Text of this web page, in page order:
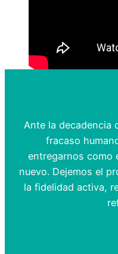
Ante la decadencia
fracaso
entregarnos como
nuevo. Dejemos el
la fidelidad activa,